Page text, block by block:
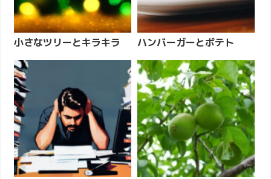
小さなツリーとキラキラ ハンバーガーとポテト